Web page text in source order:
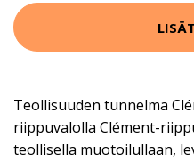
Teollisuuden tunnelma
riippuvalolla Clément-
teollisella muotoilullaan,